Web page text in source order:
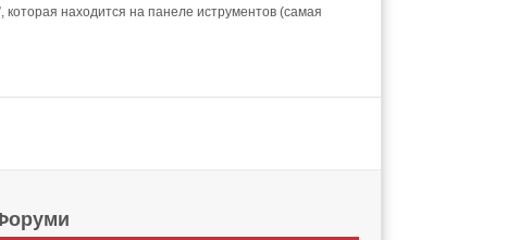
которая находится на панеле иструментов (самая